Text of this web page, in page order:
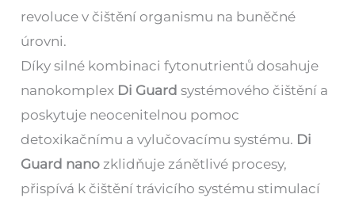
revoluce v čištění organismu na buněčné
úrovni.
Díky silné kombinaci fytonutrientů dosahuje
nanokomplex Di Guard systémového čištění a
poskytuje neocenitelnou pomoc
detoxikačnímu a vylučovacímu systému. Di
Guard nano zklidňuje zánětlivé procesy,
přispívá k čištění trávicího systému stimulací